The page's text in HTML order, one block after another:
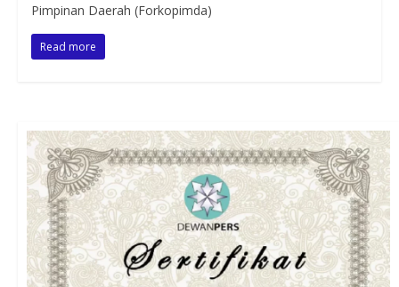
Pimpinan Daerah (Forkopimda)
Read more